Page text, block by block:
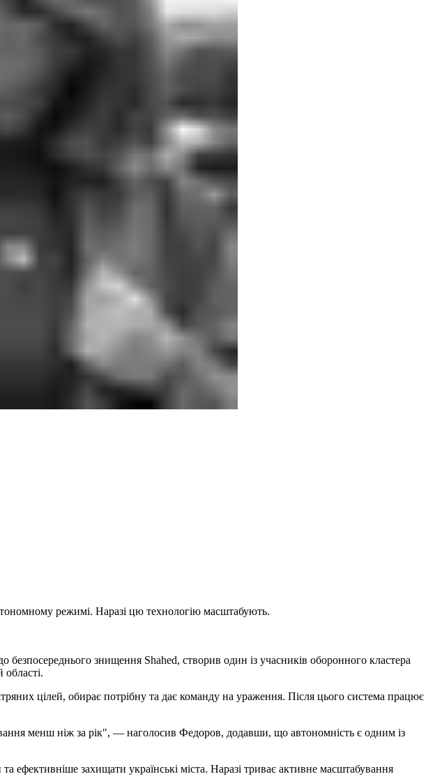
режимі. Наразі цю технологію масштабують.
знищення Shahed, створив один із учасників оборонного кластера
цілей, обирає потрібну та дає команду на ураження. Після цього система працює
менш ніж за рік", — наголосив Федоров, додавши, що автономність є одним із
ефективніше захищати українські міста. Наразі триває активне масштабування